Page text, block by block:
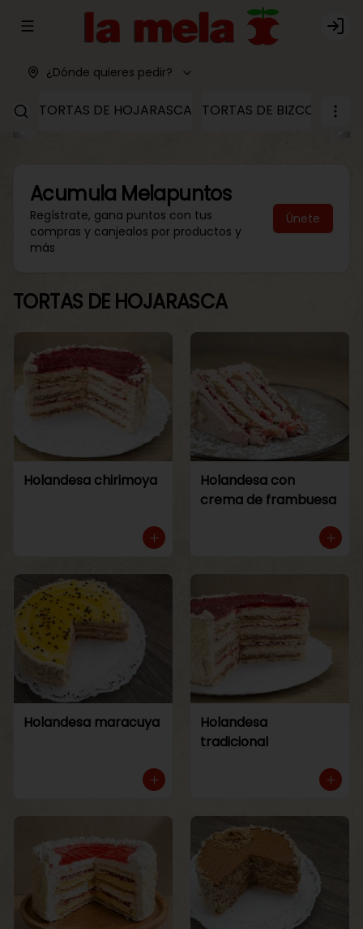
Abrir menu de navegación Login
¿Dónde quieres pedir?
TORTAS DE HOJARASCA TORTAS DE BIZCOCHO
Acumula Melapuntos
Regístrate, gana puntos con tus
compras y canjealos por productos y
más
Únete
TORTAS DE HOJARASCA
Holandesa chirimoya
Holandesa con
crema de frambuesa
Holandesa maracuya
Holandesa
tradicional